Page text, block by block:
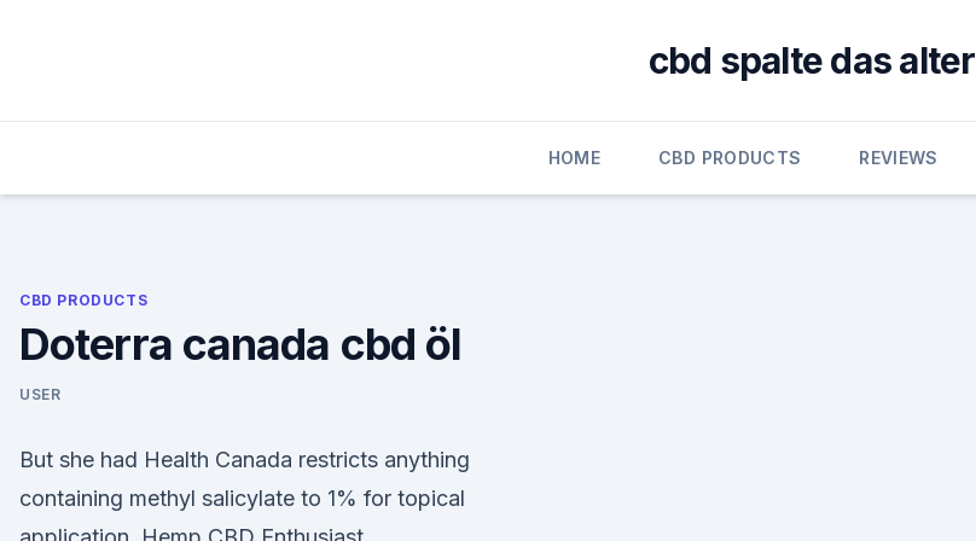
cbd spalte das alter
HOME CBD PRODUCTS REVIEWS
CBD PRODUCTS
Doterra canada cbd öl
USER
But she had Health Canada restricts anything
containing methyl salicylate to 1% for topical